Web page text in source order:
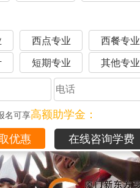
西点专业 西餐专业
短期专业 其他专业
名可享高额助学金：
在线咨询学费